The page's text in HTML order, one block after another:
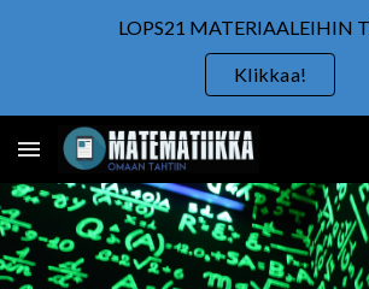
LOPS21 MATERIAALEIHIN
Klikkaa!